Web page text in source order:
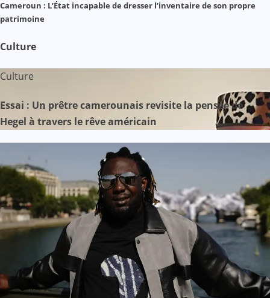
Cameroun : L’État incapable de dresser l’inventaire de son propre
patrimoine
Culture
Culture
Essai : Un prêtre camerounais revisite la pensée de
Hegel à travers le rêve américain